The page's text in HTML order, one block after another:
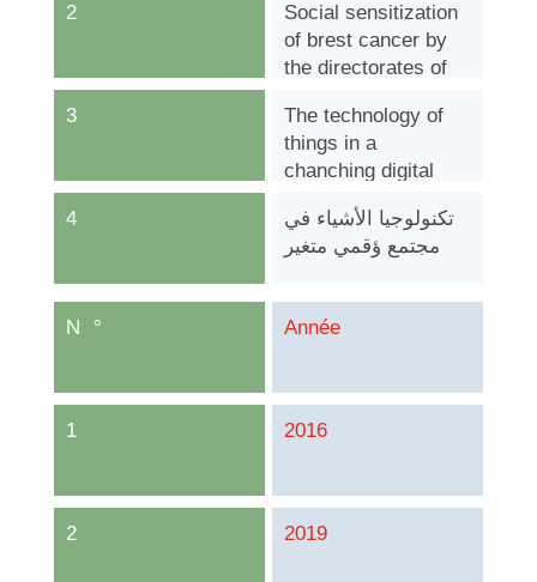
2
3
4
Social sensitization
of brest cancer by
the directorates of
The technology of
things in a
chanching digital
تكنولوجيا الأشياء في
مجتمع ؤقمي متغير
N°
1
2
Année
2016
2019